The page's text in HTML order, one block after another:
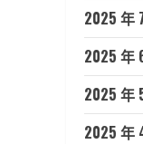
2025 年
2025 年
2025 年
2025 年